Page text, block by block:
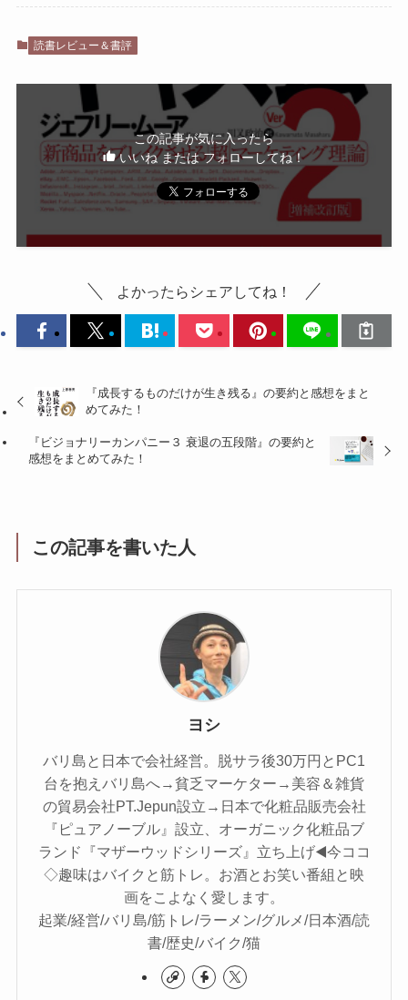
読書レビュー＆書評
この記事が気に入ったら
いいね または フォローしてね！
よかったらシェアしてね！
『成長するものだけが生き残る』の要約と感想をまと
めてみた！
『ビジョナリーカンパニー３ 衰退の五段階』の要約と
感想をまとめてみた！
この記事を書いた人
ヨシ
バリ島と日本で会社経営。脱サラ後30万円とPC1
台を抱えバリ島へ→貧乏マーケター→美容＆雑貨
の貿易会社PT.Jepun設立→日本で化粧品販売会社
『ピュアノーブル』設立、オーガニック化粧品ブ
ランド『マザーウッドシリーズ』立ち上げ◀️今ココ
◇趣味はバイクと筋トレ。お酒とお笑い番組と映
画をこよなく愛します。
起業/経営/バリ島/筋トレ/ラーメン/グルメ/日本酒/読
書/歴史/バイク/猫